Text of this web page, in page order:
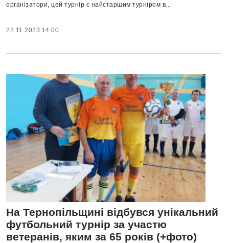
організатори, цей турнір є найстаршим турніром в...
22.11.2023 14:00
На Тернопільщині відбувся унікальний
футбольний турнір за участю
ветеранів, яким за 65 років (+фото)